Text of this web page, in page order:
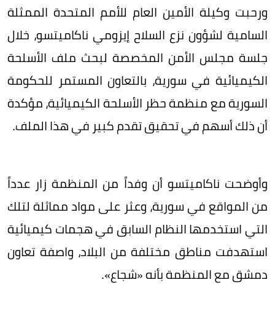
ورحبت وكيلة الأمين العام للأمم المتحدة الممثلة
السامية لشؤون نزع السلاح إيزومي ناكاميتسو، خلال
جلسة مجلس الأمن المخصصة لبحث ملف الأسلحة
الكيميائية في سورية، بالتعاون المستمر للحكومة
السورية مع منظمة حظر الأسلحة الكيميائية، مؤكدة
أن ذلك أسهم في تحقيق تقدم كبير في هذا الملف.
وأوضحت ناكاميتسو أن وفداً من المنظمة زار عدداً
من المواقع في سورية، وعثر على مواد مماثلة لتلك
التي استخدمها النظام السابق في هجمات كيميائية
استهدفت مناطق مختلفة من البلاد، واصفة تعاون
دمشق مع المنظمة بأنه «شجاع».